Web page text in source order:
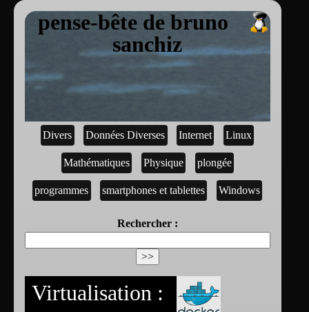
pense-bête de bruno
sanchiz
Divers Données Diverses Internet Linux
Mathématiques Physique plongée
programmes smartphones et tablettes Windows
Rechercher :
Virtualisation :